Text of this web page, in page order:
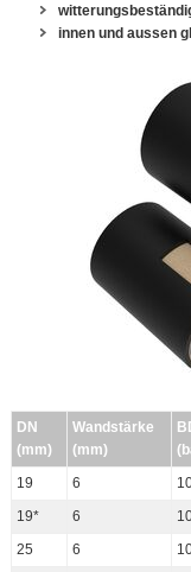
innen und aussen
DN
(mm)
Wandstärke
(mm)
19
6
19*
6
25
6